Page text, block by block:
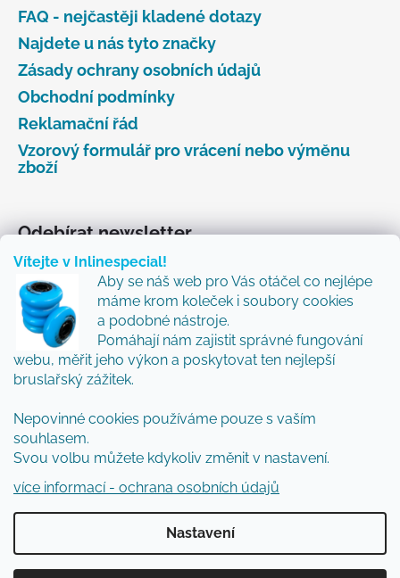
Vítejte v Inlinespecial!
Aby se náš web pro Vás otáčel co nejlépe
máme krom koleček i soubory cookies
a podobné nástroje.
Pomáhají nám zajistit správné fungování
webu, měřit jeho výkon a poskytovat ten nejlepší
bruslařský zážitek.
Nepovinné cookies používáme pouze s vaším
souhlasem.
Svou volbu můžete kdykoliv změnit v nastavení.
více informací - ochrana osobních údajů
Nastavení
FAQ - nejčastěji kladené dotazy
Najdete u nás tyto značky
Zásady ochrany osobních údajů
Obchodní podmínky
Reklamační řád
Vzorový formulář pro vrácení nebo výměnu
zboží
Odebírat newsletter
Vložte svůj e-mail a my vám budeme zasílat informace
o nových produktech na našem e-shopu.
Přidejte se k nám a my Vám budeme zasílat ty nejlepší
novinky a tipy.
E-mail
Vložením e-mailu souhlasíte spodmínkami
ochrany osobních údajů
PŘIHLÁSIT SE
Vytvořil Shoptet